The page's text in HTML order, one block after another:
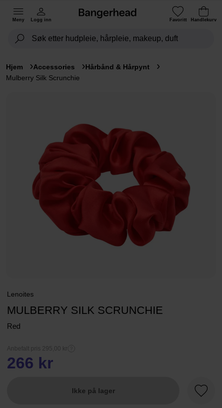
Meny Logg inn Favoritt Handlekurv
Hjem Accessories
Hårbånd & Hårpynt
Mulberry Silk Scrunchie
Lenoites
MULBERRY SILK SCRUNCHIE
Red
Anbefalt pris 295,00 kr
266 kr
Ikke på lager